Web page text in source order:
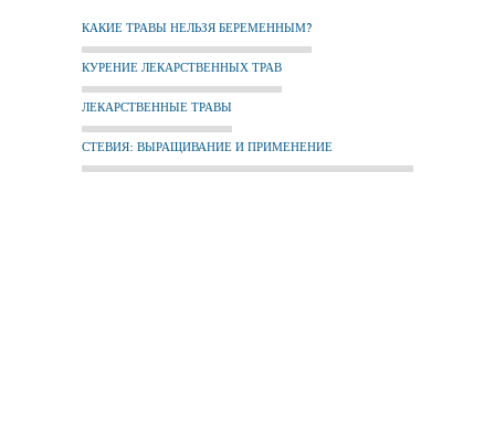
КАКИЕ ТРАВЫ НЕЛЬЗЯ БЕРЕМЕННЫМ?
КУРЕНИЕ ЛЕКАРСТВЕННЫХ ТРАВ
ЛЕКАРСТВЕННЫЕ ТРАВЫ
СТЕВИЯ: ВЫРАЩИВАНИЕ И ПРИМЕНЕНИЕ